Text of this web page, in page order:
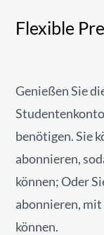
Flexible
Genießen Sie
benötigen. Sie
abonnieren,
können; Oder
abonnieren,
können.